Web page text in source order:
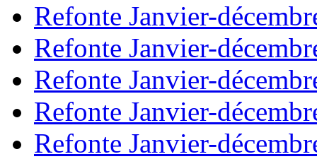
Refonte Janvier-
Refonte Janvier-
Refonte Janvier-
Refonte Janvier-
Refonte Janvier-